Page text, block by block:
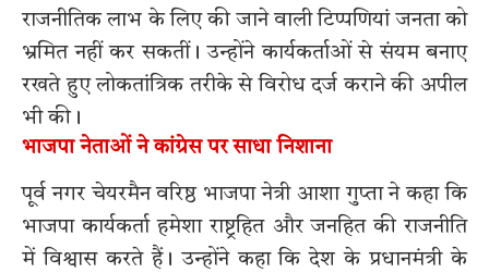
राजनीतिक लाभ के लिए की जाने वाली टिप्पणियां जनता को
भ्रमित नहीं कर सकतीं। उन्होंने कार्यकर्ताओं से संयम बनाए
रखते हुए लोकतांत्रिक तरीके से विरोध दर्ज कराने की अपील
भी की।
भाजपा नेताओं ने कांग्रेस पर साधा निशाना
पूर्व नगर चेयरमैन वरिष्ठ भाजपा नेत्री आशा गुप्ता ने कहा कि
भाजपा कार्यकर्ता हमेशा राष्ट्रहित और जनहित की राजनीति
में विश्वास करते हैं। उन्होंने कहा कि देश के प्रधानमंत्री के